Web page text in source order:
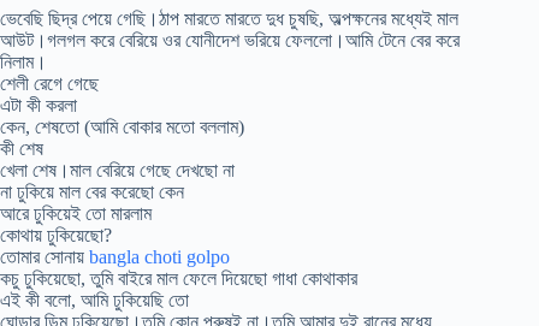
ভেবেছি ছিদ্র পেয়ে গেছি।ঠাপ মারতে মারতে দুধ চুষছি, অল্পক্ষনের মধ্যেই মাল
আউট।গলগল করে বেরিয়ে ওর যোনীদেশ ভরিয়ে ফেললো।আমি টেনে বের করে
নিলাম।
শেলী রেগে গেছে
এটা কী করলা
কেন, শেষতো (আমি বোকার মতো বললাম)
কী শেষ
খেলা শেষ।মাল বেরিয়ে গেছে দেখছো না
না ঢুকিয়ে মাল বের করেছো কেন
আরে ঢুকিয়েই তো মারলাম
কোথায় ঢুকিয়েছো?
তোমার সোনায় bangla choti golpo
কচু ঢুকিয়েছো, তুমি বাইরে মাল ফেলে দিয়েছো গাধা কোথাকার
এই কী বলো, আমি ঢুকিয়েছি তো